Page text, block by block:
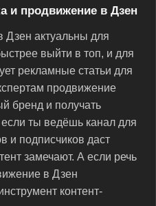
и продвижение в Дзен
Дзен актуальны для
выйти в топ, и для
рекламные статьи для
продвижение
бренд и получать
ты ведёшь канал для
и подписчиков даст
замечают. А если речь
в Дзен
контент-